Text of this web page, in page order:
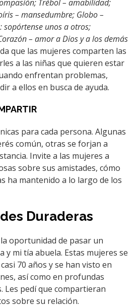
Trébol – amabilidad;
– mansedumbre; Globo –
sopórtense unos a otros;
– amor a Dios y a los demás
que las mujeres comparten las
a las niñas que quieren estar
enfrentan problemas,
a ellos en busca de ayuda.
para cada persona. Algunas
común, otras se forjan a
Invite a las mujeres a
sobre sus amistades, cómo
ha mantenido a lo largo de los
Duraderas
oportunidad de pasar un
y mi tía abuela. Estas mujeres se
70 años y se han visto en
así como en profundas
Les pedí que compartieran
sobre su relación.